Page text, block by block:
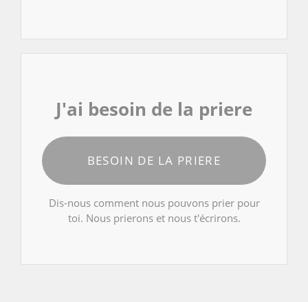
J'ai besoin de la priere
BESOIN DE LA PRIERE
Dis-nous comment nous pouvons prier pour
toi. Nous prierons et nous t'écrirons.